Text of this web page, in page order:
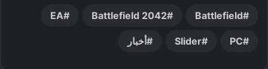
Battlefield
Battlefield 2042
EA
PC
Slider أخبار